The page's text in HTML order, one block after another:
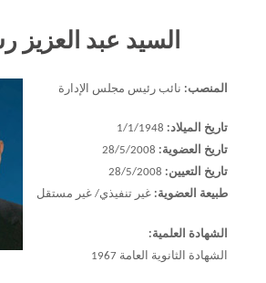
السيد عبد العزيز
المنصب: نائب رئيس مجلس الإدارة
تاريخ الميلاد:
تاريخ العضوية: 28/5/2008
تاريخ التعيين:
طبيعة العضوية: غير تنفيذي/ غير مستقل
الشهادة العلمية:
الشهادة الثانوية العامة 1967